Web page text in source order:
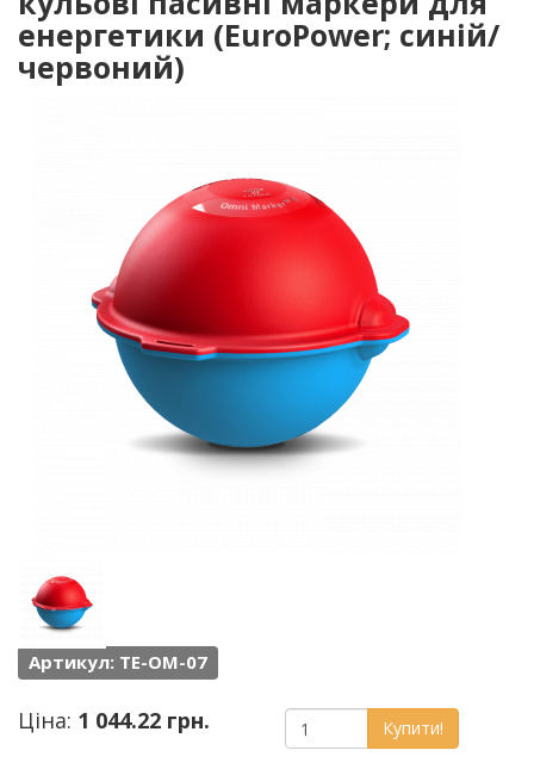
енергетики (EuroPower; синій/
червоний)
Артикул: TE-OM-07
Ціна: 1 044.22 грн. Купити!